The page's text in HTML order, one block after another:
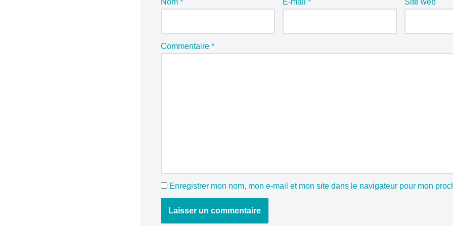
Nom * E-mail * Site web
Commentaire *
Enregistrer mon nom, mon e-mail et mon site dans le navigateur pour mon